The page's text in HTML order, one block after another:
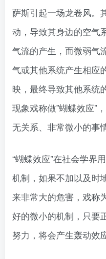
萨斯引起一场龙卷风。
动，导致其身边的空气
气流的产生，而微弱气
气或其他系统产生相应
映，最终导致其他系统
现象戏称做”蝴蝶效应”
无关系、非常微小的事
“蝴蝶效应”在社会学界
机制，如果不加以及时
来非常大的危害，戏称
好的微小的机制，只要
努力，将会产生轰动效